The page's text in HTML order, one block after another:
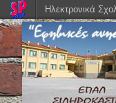
Ηλεκτρονικά